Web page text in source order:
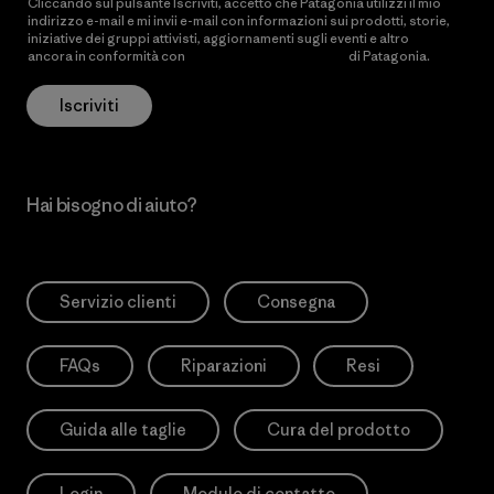
indirizzo e-mail e mi invii e-mail con informazioni sui prodotti, storie,
iniziative dei gruppi attivisti, aggiornamenti sugli eventi e altro
ancora in conformità con
di Patagonia.
Iscriviti
Hai bisogno di aiuto?
Servizio clienti Consegna
FAQs Riparazioni Resi
Guida alle taglie Cura del prodotto